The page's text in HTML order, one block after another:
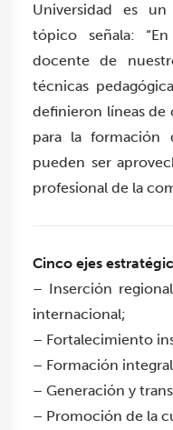
Universidad es
tópico señala:
docente de
técnicas
definieron líneas de
para la formación
pueden ser
profesional de la
Cinco ejes
– Inserción
internacional;
– Fortalecimiento
– Formación
– Generación y
– Promoción de la